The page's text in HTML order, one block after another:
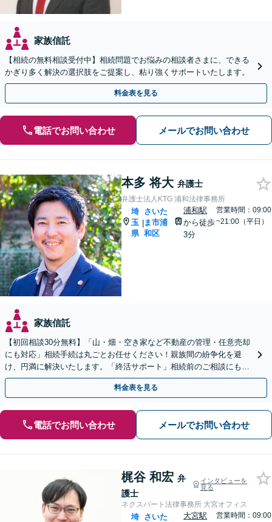
家族信託
【相続の無料相談受付中】相続問題でお悩みの相談者さまに、できる
かぎり多く解決の選択肢をご提案し、粘り強くサポートいたします。
料金表を見る
電話でお問い合わせ メールでお問い合わせ
本多 将大 弁護士
弁護士法人KTG 浦和法律事務所
埼
玉
県
|
さいた
ま市浦
和区
浦和駅
から徒歩
3分
営業時間：09:00
~21:00（平日）
家族信託
【初回相談30分無料】「山・畑・空き家など不動産の管理・任意売却
にも対応」相続手続は丸ごとお任せください！親族間の紛争化を避
け、円満に解決いたします。「終活サポート」相続前のご相談にも対
応いたします【休日・夜間面談可】【浦和駅2分】
料金表を見る
電話でお問い合わせ メールでお問い合わせ
梶谷 和宏 弁
護士
インタビューを
見る
ネクスパート法律事務所 大宮オフィス
埼 さいた
大宮駅
営業時間：09:00